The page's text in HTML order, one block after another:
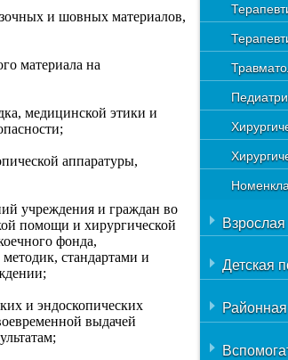
Иммунно
Детская
Детская
помощи
Районная
и шовных материалов,
материала на
медицинской этики и
аппаратуры,
учреждения и граждан во
помощи и хирургической
фонда,
стандартами и
и эндоскопических
выдачей